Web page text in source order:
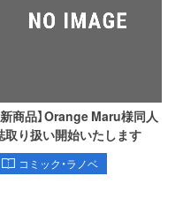
新商品】Orange Maru様同人
取り扱い開始いたします
コミック・ラノベ